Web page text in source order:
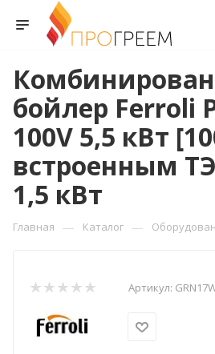
бойлер Ferroli
100V 5,5 кВт
встроенным
1,5 кВт
Главная — Каталог —
Артикул: